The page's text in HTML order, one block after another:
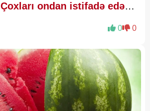
Çoxları ondan istifadə edə
0 0